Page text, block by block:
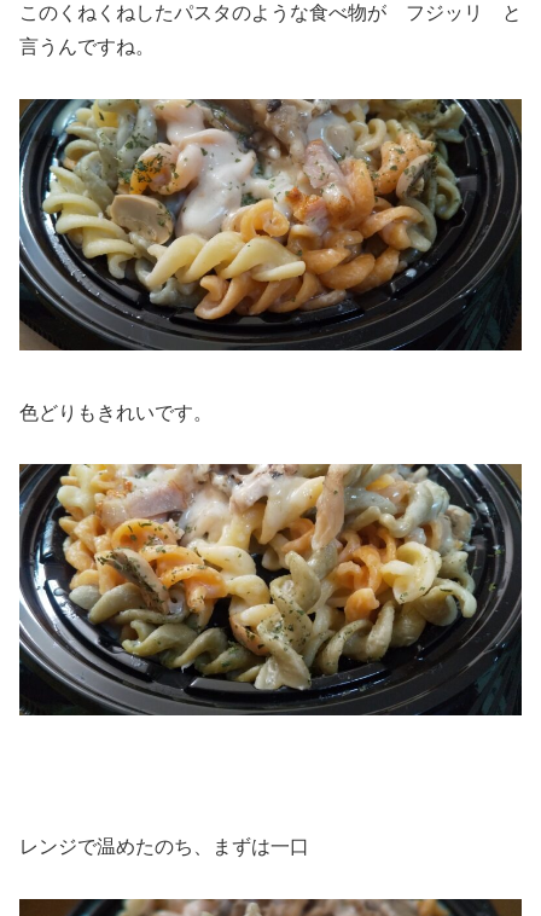
このくねくねしたパスタのような食べ物が フジッリ と
言うんですね。
色どりもきれいです。
レンジで温めたのち、まずは一口